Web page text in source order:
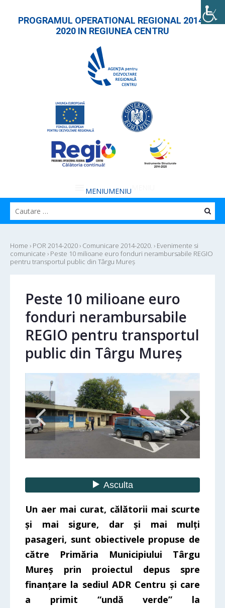
PROGRAMUL OPERATIONAL REGIONAL 2014-
2020 IN REGIUNEA CENTRU
MENIUMENIU
Home › POR 2014-2020› Comunicare 2014-2020. › Evenimente si
comunicate › Peste 10 milioane euro fonduri nerambursabile REGIO
pentru transportul public din Târgu Mureș
Peste 10 milioane euro
fonduri nerambursabile
REGIO pentru transportul
public din Târgu Mureș
Un aer mai curat, călătorii mai scurte
și mai sigure, dar și mai mulți
pasageri, sunt obiectivele propuse de
către Primăria Municipiului Târgu
Mureș prin proiectul depus spre
finanțare la sediul ADR Centru și care
a primit “undă verde” la